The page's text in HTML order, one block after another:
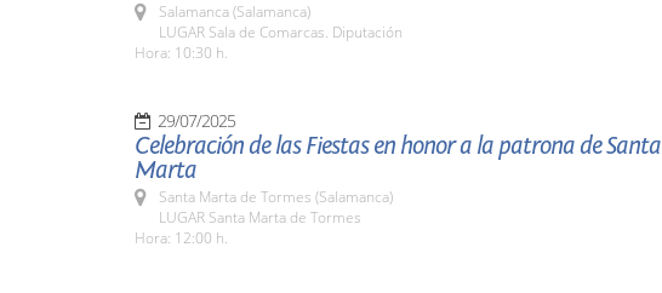
Salamanca (Salamanca)
LUGAR Sala de Comarcas. Diputación
Hora: 10:30 h.
29/07/2025
Celebración de las Fiestas en honor a la patrona de Santa
Marta
Santa Marta de Tormes (Salamanca)
LUGAR Santa Marta de Tormes
Hora: 12:00 h.